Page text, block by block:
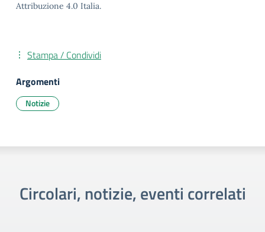
Attribuzione 4.0 Italia.
Stampa / Condividi
Argomenti
Notizie
Circolari, notizie, eventi correlati